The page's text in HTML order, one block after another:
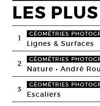
LES
1 GÉOMÉTRIES
Lignes & Surfaces
2 GÉOMÉTRIES
Nature • André
3 GÉOMÉTRIES
Escaliers